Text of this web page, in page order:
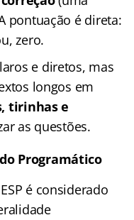
pontuação é direta:
zero.
e diretos, mas
longos em
tirinhas e
as questões.
Programático
é considerado